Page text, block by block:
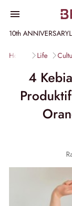
10th ANNIVERSARY
Home Life
4